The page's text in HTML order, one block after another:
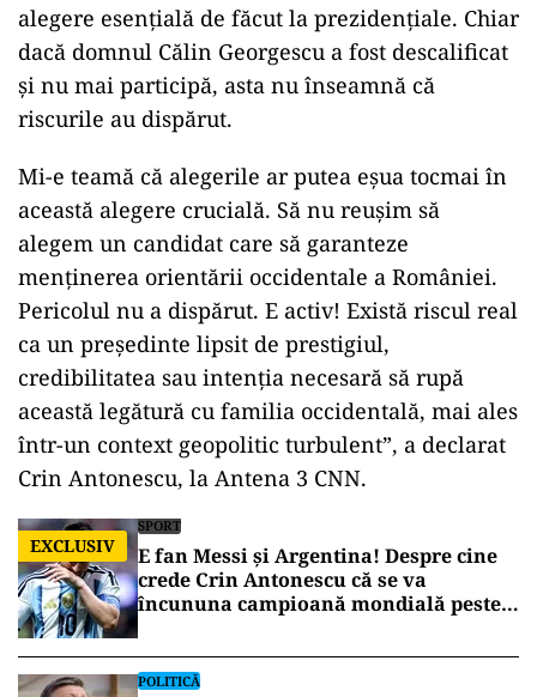
alegere esențială de făcut la prezidențiale. Chiar
dacă domnul Călin Georgescu a fost descalificat
și nu mai participă, asta nu înseamnă că
riscurile au dispărut.
Mi-e teamă că alegerile ar putea eșua tocmai în
această alegere crucială. Să nu reușim să
alegem un candidat care să garanteze
menținerea orientării occidentale a României.
Pericolul nu a dispărut. E activ! Există riscul real
ca un președinte lipsit de prestigiul,
credibilitatea sau intenția necesară să rupă
această legătură cu familia occidentală, mai ales
într-un context geopolitic turbulent”, a declarat
Crin Antonescu, la Antena 3 CNN.
EXCLUSIV
SPORT
E fan Messi și Argentina! Despre cine
crede Crin Antonescu că se va
încununa campioană mondială peste
POLITICĂ